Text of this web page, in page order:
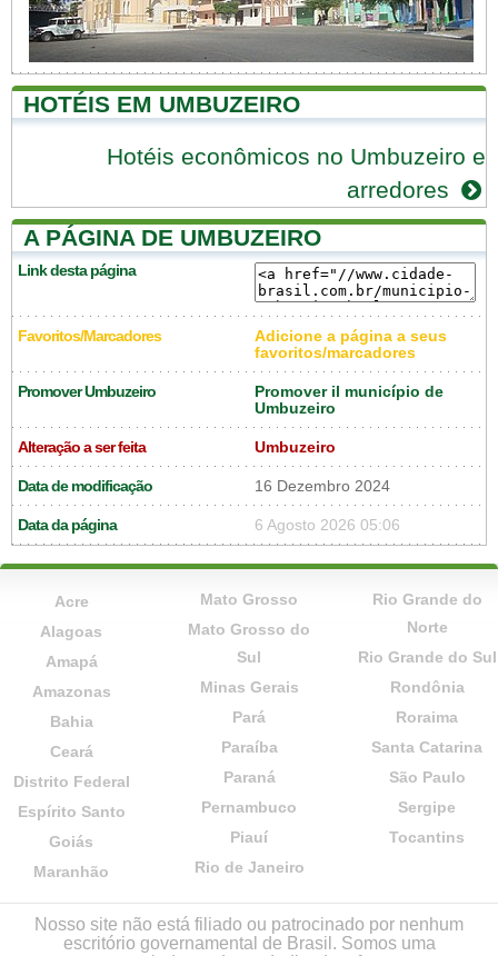
HOTÉIS EM UMBUZEIRO
Hotéis econômicos no Umbuzeiro e
arredores
A PÁGINA DE UMBUZEIRO
Link desta página
Favoritos/Marcadores
Adicione a página a seus
favoritos/marcadores
Promover Umbuzeiro
Promover il município de
Umbuzeiro
Alteração a ser feita Umbuzeiro
Data de modificação 16 Dezembro 2024
Data da página 6 Agosto 2026 05:06
Acre
Alagoas
Amapá
Amazonas
Bahia
Ceará
Distrito Federal
Espírito Santo
Goiás
Maranhão
Mato Grosso
Mato Grosso do
Sul
Minas Gerais
Pará
Paraíba
Paraná
Pernambuco
Piauí
Rio de Janeiro
Rio Grande do
Norte
Rio Grande do Sul
Rondônia
Roraima
Santa Catarina
São Paulo
Sergipe
Tocantins
Nosso site não está filiado ou patrocinado por nenhum
escritório governamental de Brasil. Somos uma